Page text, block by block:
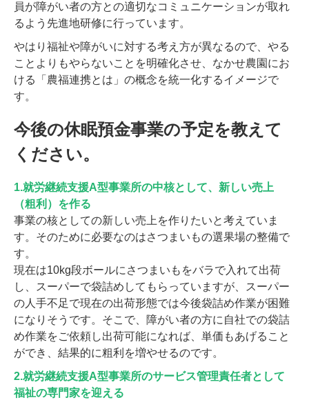
員が障がい者の方との適切なコミュニケーションが取れ
るよう先進地研修に行っています。
やはり福祉や障がいに対する考え方が異なるので、やる
ことよりもやらないことを明確化させ、なかせ農園にお
ける「農福連携とは」の概念を統一化するイメージで
す。
今後の休眠預金事業の予定を教えて
ください。
1.就労継続支援A型事業所の中核として、新しい売上
（粗利）を作る
事業の核としての新しい売上を作りたいと考えていま
す。そのために必要なのはさつまいもの選果場の整備で
す。
現在は10kg段ボールにさつまいもをバラで入れて出荷
し、スーパーで袋詰めしてもらっていますが、スーパー
の人手不足で現在の出荷形態では今後袋詰め作業が困難
になりそうです。そこで、障がい者の方に自社での袋詰
め作業をご依頼し出荷可能になれば、単価もあげること
ができ、結果的に粗利を増やせるのです。
2.就労継続支援A型事業所のサービス管理責任者として
福祉の専門家を迎える